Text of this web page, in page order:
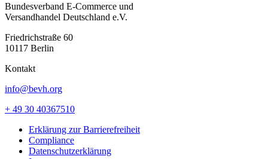
Bundesverband E-Commerce und
Versandhandel Deutschland e.V.
Friedrichstraße 60
10117 Berlin
Kontakt
info@bevh.org
+ 49 30 40367510
Erklärung zur Barrierefreiheit
Compliance
Datenschutzerklärung